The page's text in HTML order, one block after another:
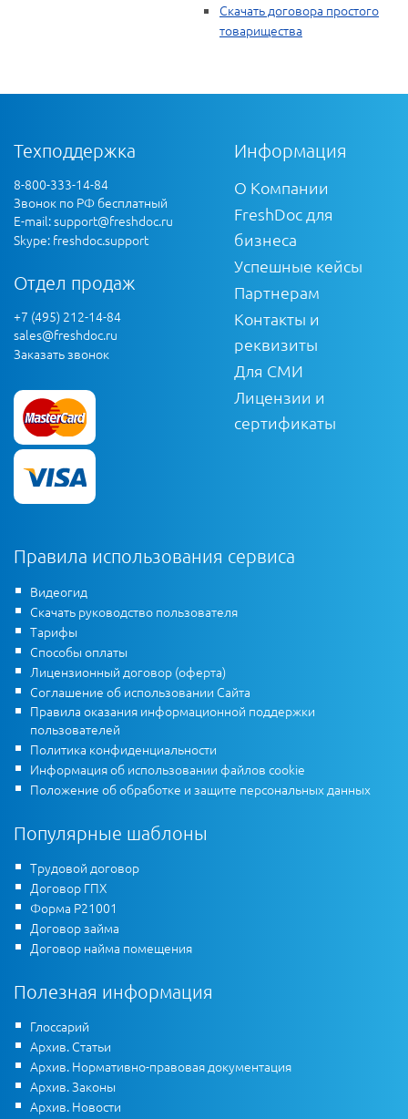
Скачать договора простого
товарищества
Техподдержка
8-800-333-14-84
Звонок по РФ бесплатный
E-mail:support@freshdoc.ru
Skype: freshdoc.support
Отдел продаж
+7 (495) 212-14-84
sales@freshdoc.ru
Заказать звонок
Информация
О Компании
FreshDoc для
бизнеса
Успешные кейсы
Партнерам
Контакты и
реквизиты
Для СМИ
Лицензии и
сертификаты
Правила использования сервиса
Видеогид
Скачать руководство пользователя
Тарифы
Способы оплаты
Лицензионный договор (оферта)
Соглашение об использовании Сайта
Правила оказания информационной поддержки
пользователей
Политика конфиденциальности
Информация об использовании файлов cookie
Положение об обработке и защите персональных данных
Популярные шаблоны
Трудовой договор
Договор ГПХ
Форма Р21001
Договор займа
Договор найма помещения
Полезная информация
Глоссарий
Архив. Статьи
Архив. Нормативно-правовая документация
Архив. Законы
Архив. Новости